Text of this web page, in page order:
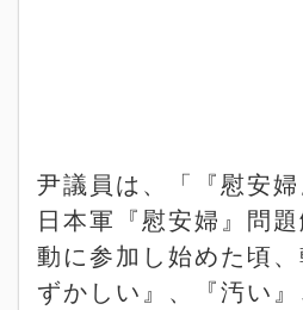
尹議員は、「『慰安
日本軍『慰安婦』問
動に参加し始めた頃
ずかしい』、『汚い』